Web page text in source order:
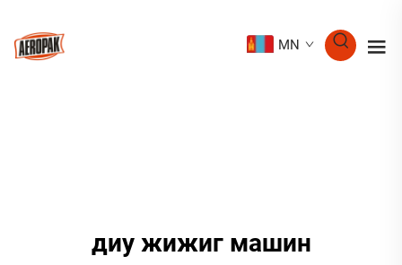
MN
диу жижиг машин